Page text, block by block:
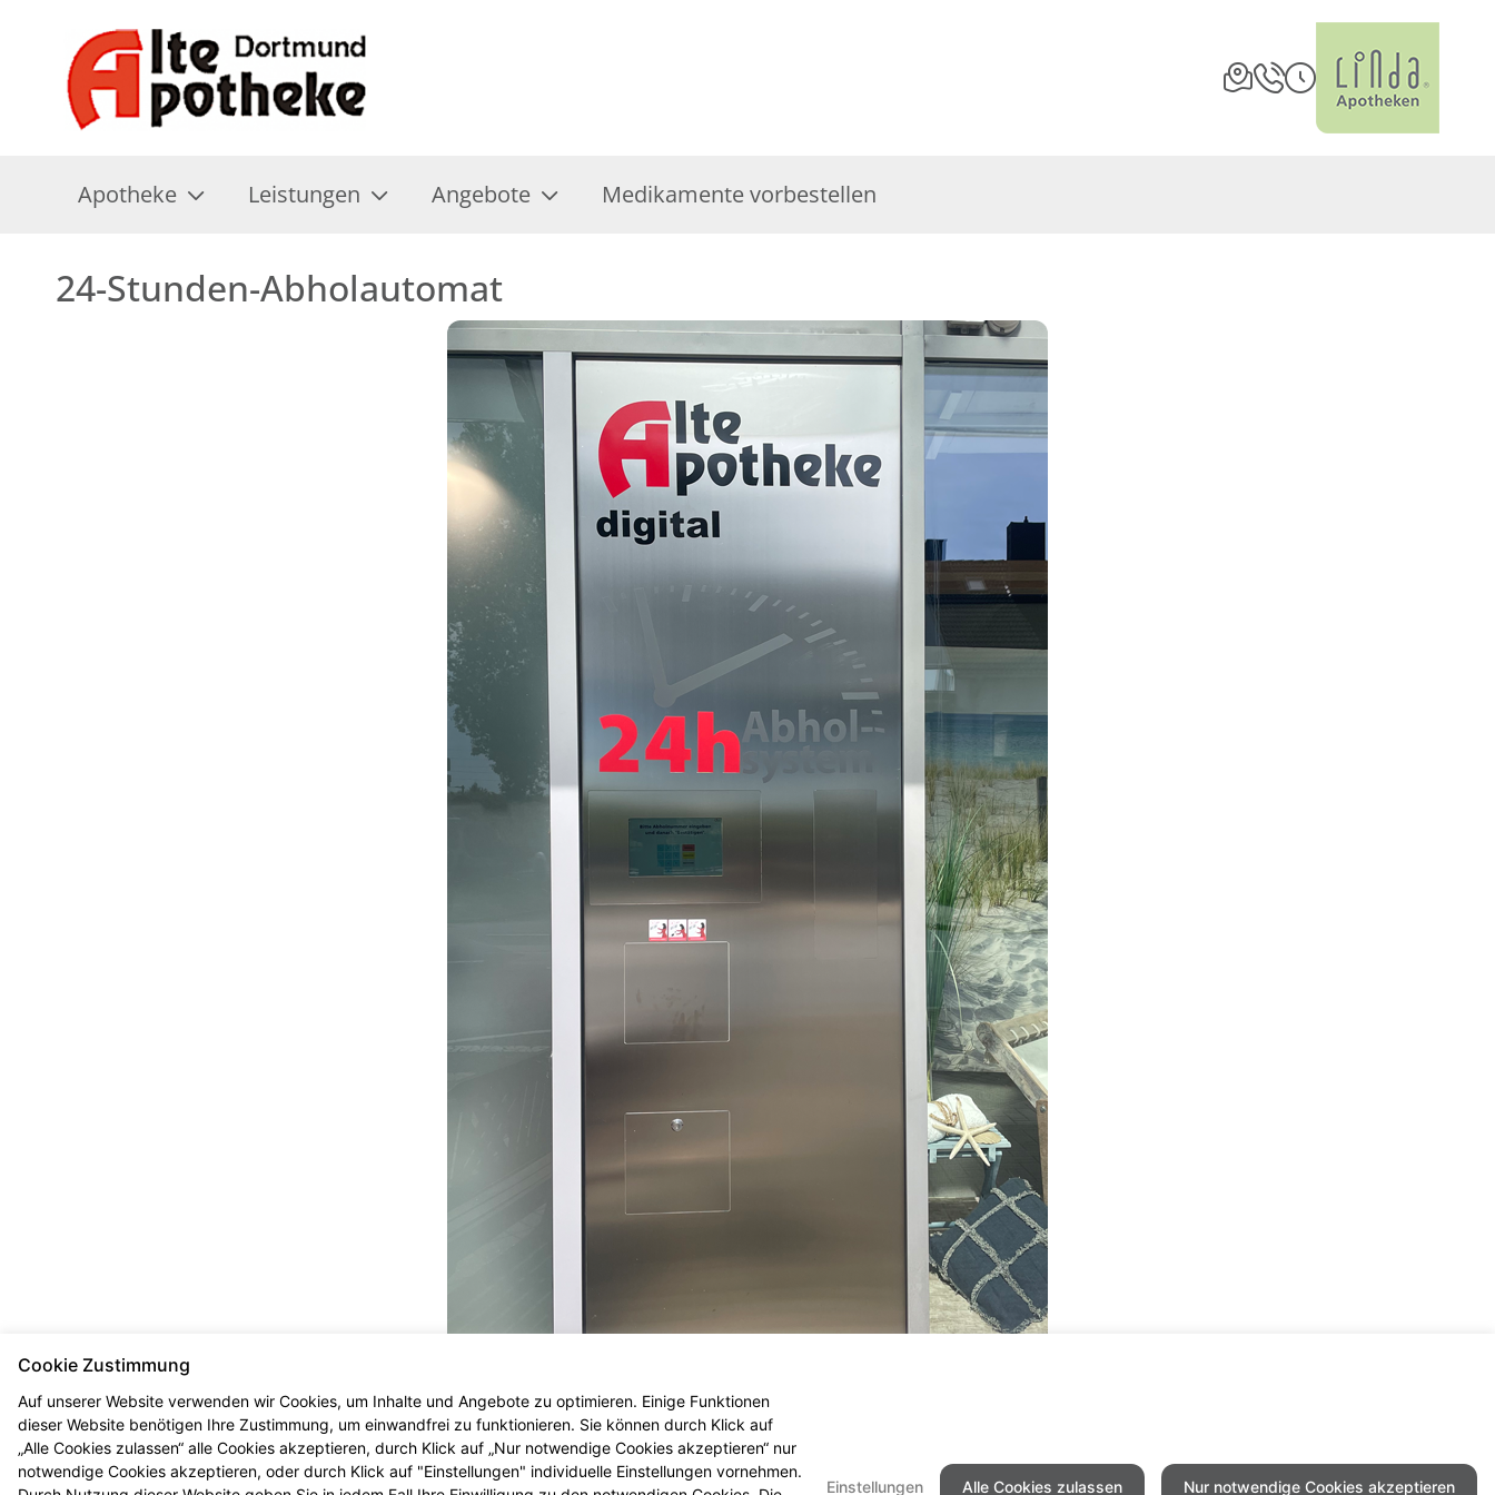
Apotheke Leistungen Angebote Medikamente vorbestellen
24-Stunden-Abholautomat
Cookie Zustimmung
Auf unserer Website verwenden wir Cookies, um Inhalte und Angebote zu optimieren. Einige Funktionen
dieser Website benötigen Ihre Zustimmung, um einwandfrei zu funktionieren. Sie können durch Klick auf
„Alle Cookies zulassen“ alle Cookies akzeptieren, durch Klick auf „Nur notwendige Cookies akzeptieren“ nur
notwendige Cookies akzeptieren, oder durch Klick auf "Einstellungen" individuelle Einstellungen vornehmen.
Einstellungen Alle Cookies zulassen Nur notwendige Cookies akzeptieren